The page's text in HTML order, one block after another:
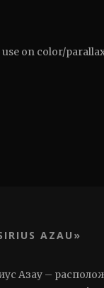
on color/
AZAU»
Азау –